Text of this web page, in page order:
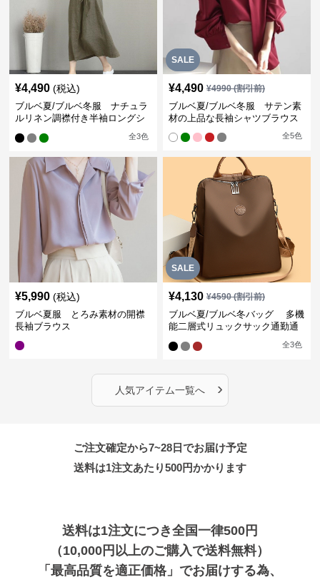
¥4,490 (税込)
ブルベ夏/ブルベ冬服 ナチュラ
ルリネン調襟付き半袖ロングシ
全3色
SALE
¥4,490 ¥4990(割引前)
ブルベ夏/ブルベ冬服 サテン素
材の上品な長袖シャツブラウス
全5色
¥5,990 (税込)
ブルベ夏服 とろみ素材の開襟
長袖ブラウス
SALE
¥4,130 ¥4590(割引前)
ブルベ夏/ブルベ冬バッグ 多機
能二層式リュックサック通勤通
全3色
人気アイテム一覧へ ›
ご注文確定から7~28日でお届け予定
送料は1注文あたり500円かかります
送料は1注文につき全国一律500円
（10,000円以上のご購入で送料無料）
「最高品質を適正価格」でお届けする為、